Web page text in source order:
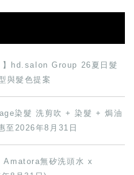
】hd.salon Group 26夏日髮
與髮色提案
染髮 洗剪吹 + 染髮 + 焗油
至2026年8月31日
Amatora無矽洗頭水 x